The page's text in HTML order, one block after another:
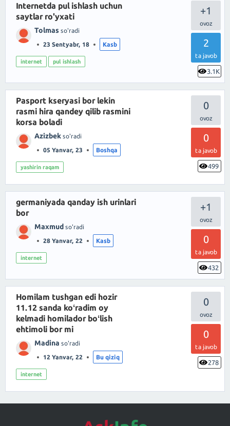
+1
2
ta javob
3.1K
Internetda pul ishlash uchun
saytlar ro'yxati
Tolmas so'radi
23 Sentyabr, 18 Kasb
internet pul ishlash
0
0
ta javob
499
Pasport kseryasi bor lekin
rasmi hira qandey qilib rasmini
korsa boladi
Azizbek so'radi
05 Yanvar, 23 Boshqa
yashirin raqam
+1
0
ta javob
432
germaniyada qanday ish urinlari
bor
Maxmud so'radi
28 Yanvar, 22 Kasb
internet
0
0
ta javob
278
Homilam tushgan edi hozir
11.12 sanda koʻradim oy
kelmadi homilador boʻlish
ehtimoli bor mi
Madina so'radi
12 Yanvar, 22 Bu qiziq
internet